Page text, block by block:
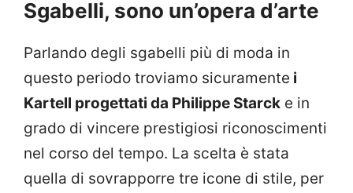
Sgabelli, sono un’opera d’arte
Parlando degli sgabelli più di moda in
questo periodo troviamo sicuramente i
Kartell progettati da Philippe Starck e in
grado di vincere prestigiosi riconoscimenti
nel corso del tempo. La scelta è stata
quella di sovrapporre tre icone di stile, per